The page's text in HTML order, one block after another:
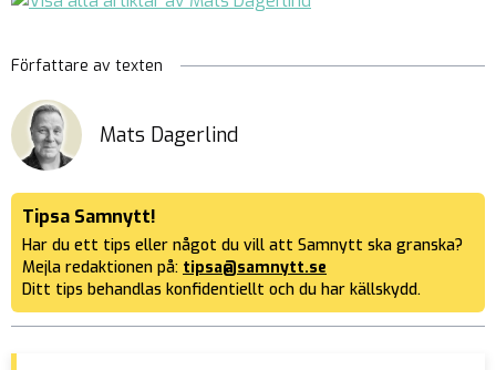
Författare av texten
Mats Dagerlind
Tipsa Samnytt!
Har du ett tips eller något du vill att Samnytt ska granska?
Mejla redaktionen på: tipsa@samnytt.se
Ditt tips behandlas konfidentiellt och du har källskydd.